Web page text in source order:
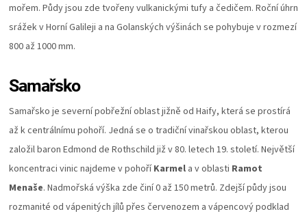
mořem. Půdy jsou zde tvořeny vulkanickými tufy a čedičem. Roční úhrn
srážek v Horní Galileji a na Golanských výšinách se pohybuje v rozmezí
800 až 1000 mm.
Samařsko
Samařsko je severní pobřežní oblast jižně od Haify, která se prostírá
až k centrálnímu pohoří. Jedná se o tradiční vinařskou oblast, kterou
založil baron Edmond de Rothschild již v 80. letech 19. století. Největší
koncentraci vinic najdeme v pohoříKarmel a v oblasti Ramot
Menaše. Nadmořská výška zde činí 0 až 150 metrů. Zdejší půdy jsou
rozmanité od vápenitých jílů přes červenozem a vápencový podklad